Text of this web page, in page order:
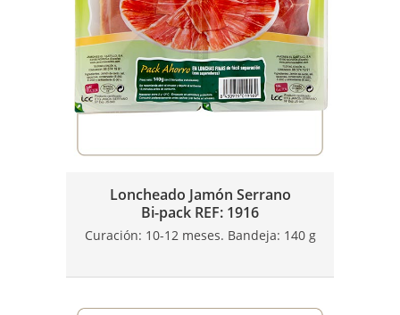
Loncheado Jamón Serrano
Bi-pack REF: 1916
Curación: 10-12 meses. Bandeja: 140 g